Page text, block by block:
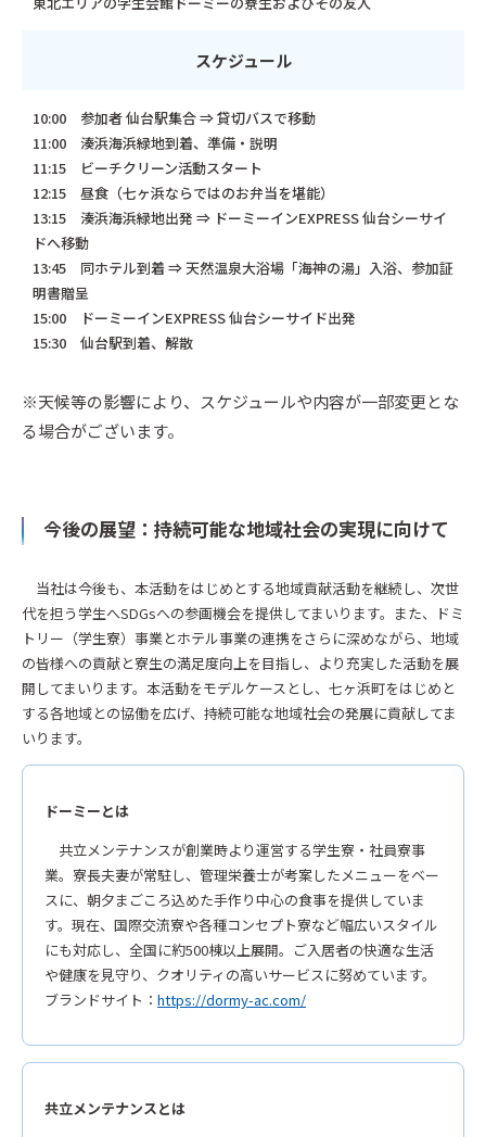
スケジュール
10:00 参加者 仙台駅集合 ⇒ 貸切バスで移動
11:00 湊浜海浜緑地到着、準備・説明
11:15 ビーチクリーン活動スタート
12:15 昼食（七ヶ浜ならではのお弁当を堪能）
13:15 湊浜海浜緑地出発 ⇒ ドーミーインEXPRESS 仙台シーサイ
ドへ移動
13:45 同ホテル到着 ⇒ 天然温泉大浴場「海神の湯」入浴、参加証
明書贈呈
15:00 ドーミーインEXPRESS 仙台シーサイド出発
15:30 仙台駅到着、解散
※天候等の影響により、スケジュールや内容が一部変更とな
る場合がございます。
今後の展望：持続可能な地域社会の実現に向けて
当社は今後も、本活動をはじめとする地域貢献活動を継続し、次世
代を担う学生へSDGsへの参画機会を提供してまいります。また、ドミ
トリー（学生寮）事業とホテル事業の連携をさらに深めながら、地域
の皆様への貢献と寮生の満足度向上を目指し、より充実した活動を展
開してまいります。本活動をモデルケースとし、七ヶ浜町をはじめと
する各地域との協働を広げ、持続可能な地域社会の発展に貢献してま
いります。
ドーミーとは
共立メンテナンスが創業時より運営する学生寮・社員寮事
業。寮長夫妻が常駐し、管理栄養士が考案したメニューをベー
スに、朝夕まごころ込めた手作り中心の食事を提供していま
す。現在、国際交流寮や各種コンセプト寮など幅広いスタイル
にも対応し、全国に約500棟以上展開。ご入居者の快適な生活
や健康を見守り、クオリティの高いサービスに努めています。
ブランドサイト： https://dormy-ac.com/
共立メンテナンスとは